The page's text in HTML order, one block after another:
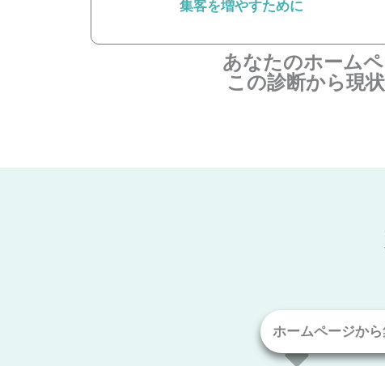
集客を増やすために
あなたのホーム
この診断から現
ホームページか